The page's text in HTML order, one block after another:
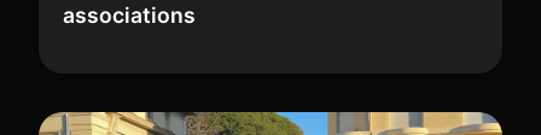
associations